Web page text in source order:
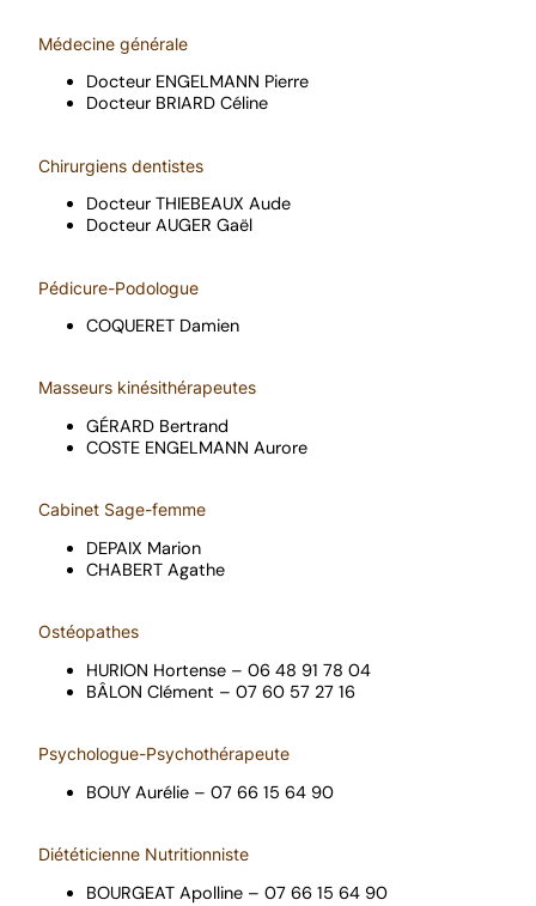
Médecine générale
Docteur ENGELMANN Pierre
Docteur BRIARD Céline
Chirurgiens dentistes
Docteur THIEBEAUX Aude
Docteur AUGER Gaël
Pédicure-Podologue
COQUERET Damien
Masseurs kinésithérapeutes
GÉRARD Bertrand
COSTE ENGELMANN Aurore
Cabinet Sage-femme
DEPAIX Marion
CHABERT Agathe
Ostéopathes
HURION Hortense – 06 48 91 78 04
BÂLON Clément – 07 60 57 27 16
Psychologue-Psychothérapeute
BOUY Aurélie – 07 66 15 64 90
Diététicienne Nutritionniste
BOURGEAT Apolline – 07 66 15 64 90